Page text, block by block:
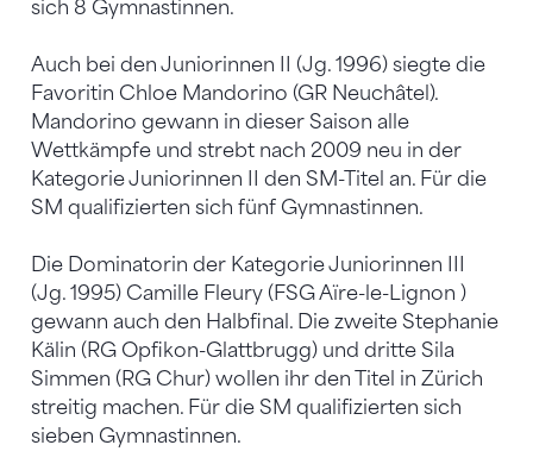
sich 8 Gymnastinnen.
Auch bei den Juniorinnen II (Jg. 1996) siegte die
Favoritin Chloe Mandorino (GR Neuchâtel).
Mandorino gewann in dieser Saison alle
Wettkämpfe und strebt nach 2009 neu in der
Kategorie Juniorinnen II den SM-Titel an. Für die
SM qualifizierten sich fünf Gymnastinnen.
Die Dominatorin der Kategorie Juniorinnen III
(Jg. 1995) Camille Fleury (FSG Aïre-le-Lignon )
gewann auch den Halbfinal. Die zweite Stephanie
Kälin (RG Opfikon-Glattbrugg) und dritte Sila
Simmen (RG Chur) wollen ihr den Titel in Zürich
streitig machen. Für die SM qualifizierten sich
sieben Gymnastinnen.